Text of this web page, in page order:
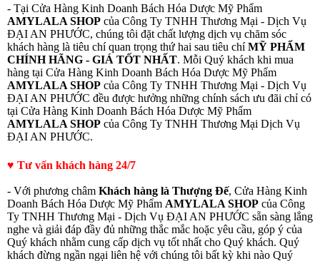
- Tại Cửa Hàng Kinh Doanh Bách Hóa Dược Mỹ Phẩm
AMYLALA SHOP của Công Ty TNHH Thương Mại - Dịch Vụ
ĐẠI AN PHƯỚC, chúng tôi đặt chất lượng dịch vụ chăm sóc
khách hàng là tiêu chí quan trọng thứ hai sau tiêu chíMỸ PHẨM
CHÍNH HÃNG - GIÁ TỐT NHẤT . Mỗi Quý khách khi mua
hàng tại Cửa Hàng Kinh Doanh Bách Hóa Dược Mỹ Phẩm
AMYLALA SHOP của Công Ty TNHH Thương Mại - Dịch Vụ
ĐẠI AN PHƯỚC đều được hưởng những chính sách ưu đãi chỉ có
tại Cửa Hàng Kinh Doanh Bách Hóa Dược Mỹ Phẩm
AMYLALA SHOP của Công Ty TNHH Thương Mại Dịch Vụ
ĐẠI AN PHƯỚC.
♥ Tư vấn khách hàng 24/7
- Với phương châm Khách hàng là Thượng Đế, Cửa Hàng Kinh
Doanh Bách Hóa Dược Mỹ Phẩm AMYLALA SHOP của Công
Ty TNHH Thương Mại - Dịch Vụ ĐẠI AN PHƯỚC sẵn sàng lắng
nghe và giải đáp đầy đủ những thắc mắc hoặc yêu cầu, góp ý của
Quý khách nhằm cung cấp dịch vụ tốt nhất cho Quý khách. Quý
khách đừng ngần ngại liên hệ với chúng tôi bất kỳ khi nào Quý